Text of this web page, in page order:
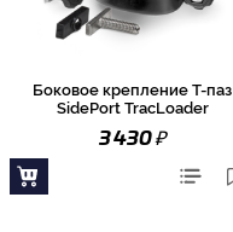
Боковое крепление Т-паз
SidePort TracLoader
3 430₽